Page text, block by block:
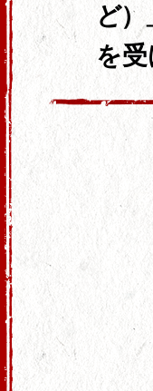
ど）
を